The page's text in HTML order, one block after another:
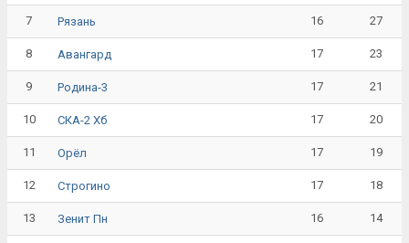
7 Рязань 16 27
8 Авангард 17 23
9 Родина-3 17 21
10 СКА-2 Хб 17 20
11 Орёл 17 19
12 Строгино 17 18
13 Зенит Пн 16 14